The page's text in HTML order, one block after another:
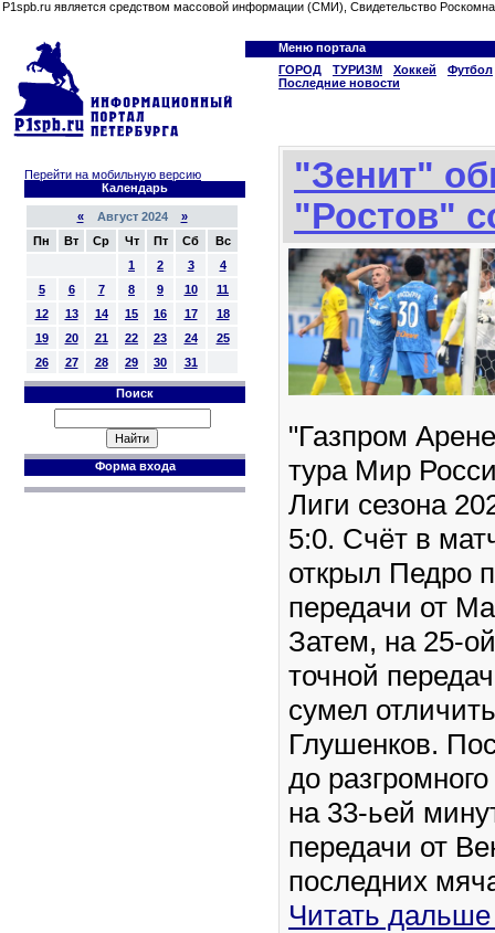
P1spb.ru является средством массовой информации (СМИ), Свидетельство
Меню портала
ГОРОД
ТУРИЗМ Хоккей
Футбол
Последние новости
Перейти на мобильную версию
Календарь
«Август 2024 »
Пн
Вт Ср Чт Пт Сб
Вс
1
2 3
4
5
6 7 8 9 10
11
12
13 14 15 16 17
18
19
20 21 22 23 24
25
26
27 28 29 30 31
Поиск
Форма входа
"Зенит"
"Ростов"
"Газпром
тура Мир
Лиги сезона
5:0. Счёт в
открыл Педро
передачи от
Затем, на 25-
точной
сумел
Глушенков.
до
на 33-ьей
передачи от
последних
Читать